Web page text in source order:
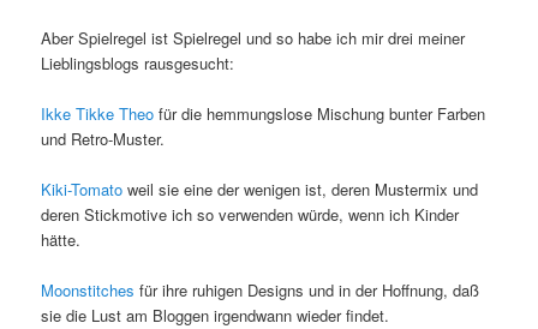
Aber Spielregel ist Spielregel und so habe ich mir drei meiner
Lieblingsblogs rausgesucht:
Ikke Tikke Theo für die hemmungslose Mischung bunter Farben
und Retro-Muster.
Kiki-Tomato weil sie eine der wenigen ist, deren Mustermix und
deren Stickmotive ich so verwenden würde, wenn ich Kinder
hätte.
Moonstitches für ihre ruhigen Designs und in der Hoffnung, daß
sie die Lust am Bloggen irgendwann wieder findet.